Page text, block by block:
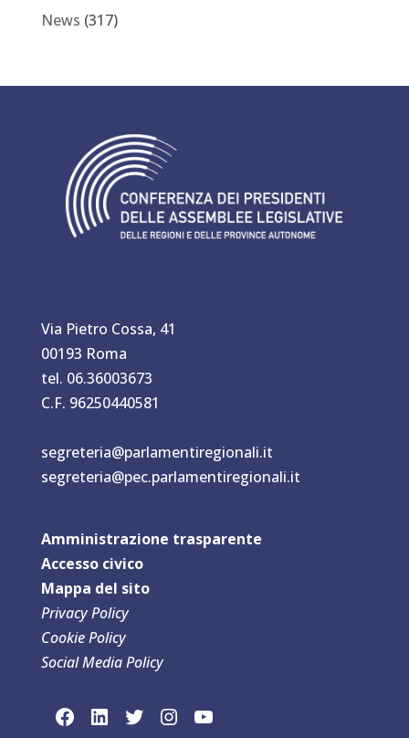
News (317)
Via Pietro Cossa, 41
00193 Roma
tel. 06.36003673
C.F. 96250440581
segreteria@parlamentiregionali.it
segreteria@pec.parlamentiregionali.it
Amministrazione trasparente
Accesso civico
Mappa del sito
Privacy Policy
Cookie Policy
Social Media Policy
link social Facebook
link sociaLinkedln
link social Twitterlink social Instagram
link social YouTube